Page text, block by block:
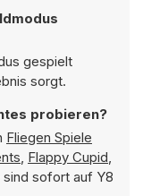
gespielt
sorgt.
probieren?
Fliegen Spiele
, Flappy Cupid,
sind sofort auf Y8